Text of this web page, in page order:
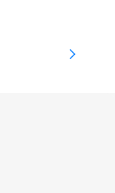
20 ou 30